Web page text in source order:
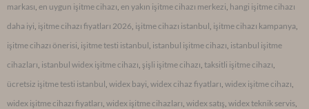
markası en uygun işitme cihazı en yakın işitme cihazı merkezi hangi işitme cihazı
daha iyi işitme cihazı fiyatları 2026 işitme cihazı istanbul işitme cihazı kampanya
işitme cihazı önerisi işitme testi istanbul istanbul işitme cihazı istanbul işitme
cihazları istanbul widex işitme cihazı şişli işitme cihazı taksitli işitme cihazı
ücretsiz işitme testi istanbul widex bayi widex cihaz fiyatları widex işitme cihazı
widex işitme cihazı fiyatları widex işitme cihazları widex satış widex teknik servis